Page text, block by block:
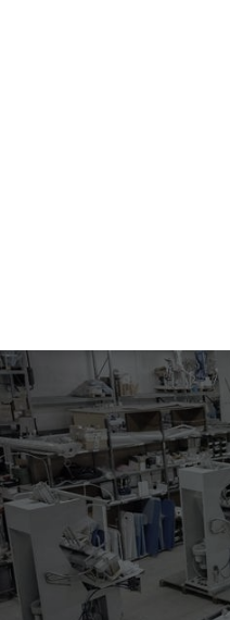
104.41-0983
STIRO GONNE
Tavolo da stiro aspirante e
Il tavolo ha le seguenti